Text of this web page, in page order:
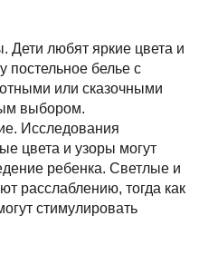
любят яркие цвета и
постельное белье с
или сказочными
выбором.
Исследования
цвета и узоры могут
ребенка. Светлые и
расслаблению, тогда как
стимулировать